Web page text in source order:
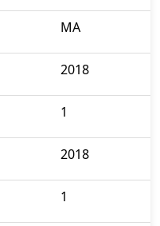
MA
2018
1
2018
1